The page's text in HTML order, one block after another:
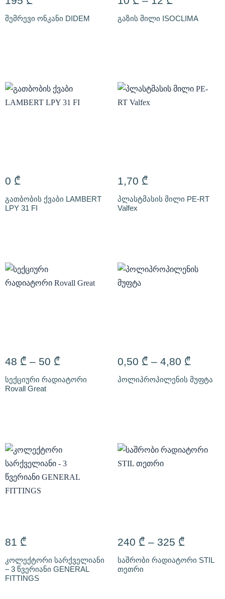
შემრევი ონკანი DIDEM გაზის მილი ISOCLIMA
0 ₾
გათბობის ქვაბი LAMBERT
LPY 31 FI
1,70 ₾
პლასტმასის მილი PE-RT
Valfex
48 ₾ – 50 ₾
სექციური რადიატორი
Rovall Great
0,50 ₾ – 4,80 ₾
პოლიპროპილენის მუფტა
81 ₾
კოლექტორი სარქველიანი
– 3 წვერიანი GENERAL
FITTINGS
240 ₾ – 325 ₾
საშრობი რადიატორი STIL
თეთრი